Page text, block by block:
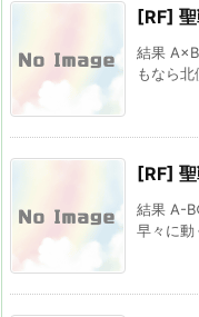
[RF]
結果
もなら
[RF]
結果 A-
早々に動